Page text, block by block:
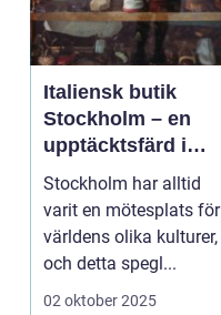
Italiensk butik
Stockholm – en
upptäcktsfärd i
kvalitet och
hantverk
Stockholm har alltid
varit en mötesplats för
världens olika kulturer,
och detta spegl...
02 oktober 2025